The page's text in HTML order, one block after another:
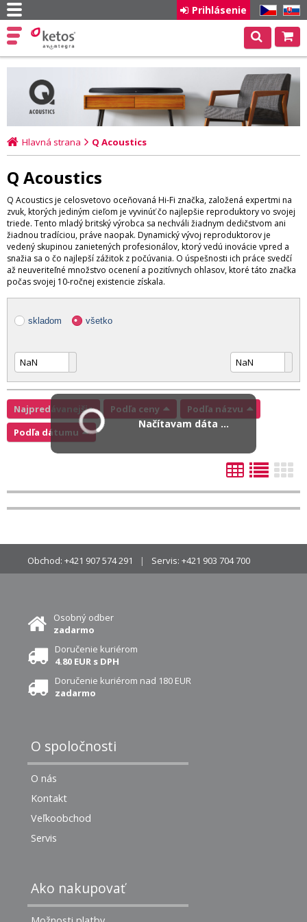
CZ SK
Prihlásenie
Hlavná strana Q Acoustics
Q Acoustics
Q Acoustics je celosvetovo oceňovaná Hi-Fi značka, založená expertmi na
zvuk, ktorých jediným cieľom je vyvinúť čo najlepšie reproduktory vo svojej
triede. Tento mladý britský výrobca sa nechváli žiadnym dedičstvom ani
žiadnou tradíciou, práve naopak. Dynamický vývoj reproduktorov je
vedený skupinou zanietených profesionálov, ktorý vedú inovácie vpred a
snažia sa o čo najlepší zážitok z počúvania. O úspešnosti ich práce svedčí
až neuveriteľné množstvo ocenení a pozitívnych ohlasov, ktoré táto značka
počas svojej 10-ročnej existencie získala.
skladom všetko
Najpredávanejšie Podľa ceny
Podľa názvu
Podľa dátumu
Obchod: +421 907 574 291 Servis: +421 903 704 700
Osobný odber
zadarmo
Doručenie kuriérom
4.80 EUR s DPH
Doručenie kuriérom nad 180 EUR
zadarmo
O spoločnosti
O nás
Kontakt
Veľkoobchod
Servis
Ako nakupovať
Načítavam dáta ...